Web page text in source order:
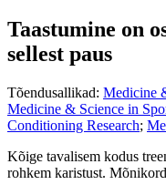
Taastumine on
sellest paus
Tõendusallikad: Medicine
Medicine & Science in
Conditioning Research;
Kõige tavalisem kodus
rohkem karistust.